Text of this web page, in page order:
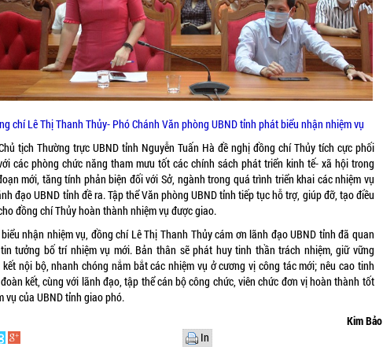
chí Lê Thị Thanh Thủy- Phó Chánh Văn phòng UBND tỉnh phát biểu nhận nhiệm vụ
tịch Thường trực UBND tỉnh Nguyễn Tuấn Hà đề nghị đồng chí Thủy tích cực phối
các phòng chức năng tham mưu tốt các chính sách phát triển kinh tế- xã hội trong
mới, tăng tính phản biện đối với Sở, ngành trong quá trình triển khai các nhiệm vụ
đạo UBND tỉnh đề ra. Tập thể Văn phòng UBND tỉnh tiếp tục hỗ trợ, giúp đỡ, tạo điều
đồng chí Thủy hoàn thành nhiệm vụ được giao.
nhận nhiệm vụ, đồng chí Lê Thị Thanh Thủy cám ơn lãnh đạo UBND tỉnh đã quan
tưởng bố trí nhiệm vụ mới. Bản thân sẽ phát huy tinh thần trách nhiệm, giữ vững
kết nội bộ, nhanh chóng nắm bắt các nhiệm vụ ở cương vị công tác mới; nêu cao tinh
kết, cùng với lãnh đạo, tập thể cán bộ công chức, viên chức đơn vị hoàn thành tốt
vụ của UBND tỉnh giao phó.
Kim Bảo
In